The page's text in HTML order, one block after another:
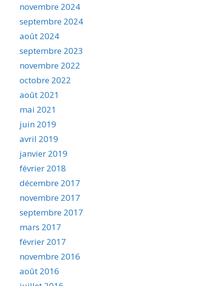
novembre 2024
septembre 2024
août 2024
septembre 2023
novembre 2022
octobre 2022
août 2021
mai 2021
juin 2019
avril 2019
janvier 2019
février 2018
décembre 2017
novembre 2017
septembre 2017
mars 2017
février 2017
novembre 2016
août 2016